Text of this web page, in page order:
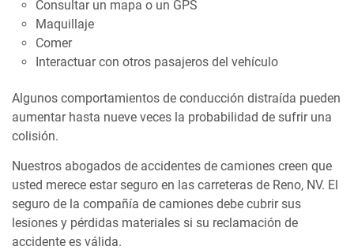
Consultar un mapa o un GPS
Maquillaje
Comer
Interactuar con otros pasajeros del vehículo
Algunos comportamientos de conducción distraída pueden
aumentar hasta nueve veces la probabilidad de sufrir una
colisión.
Nuestros abogados de accidentes de camiones creen que
usted merece estar seguro en las carreteras de Reno, NV. El
seguro de la compañía de camiones debe cubrir sus
lesiones y pérdidas materiales si su reclamación de
accidente es válida.